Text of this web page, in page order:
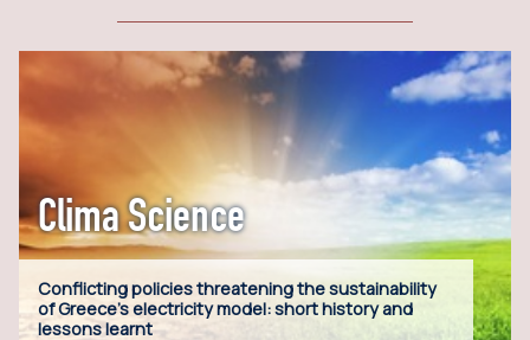
Clima Science
Conflicting policies threatening the sustainability
of Greece’s electricity model: short history and
lessons learnt